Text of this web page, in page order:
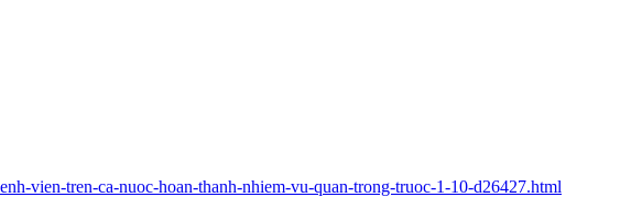
vien-tren-ca-nuoc-hoan-thanh-nhiem-vu-quan-trong-truoc-1-10-d26427.html